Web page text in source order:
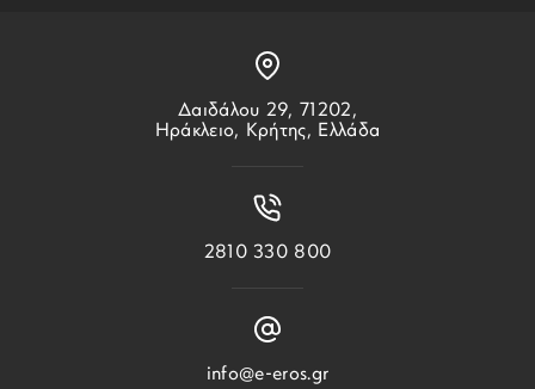
Δαιδάλου 29, 71202,
Ηράκλειο, Κρήτης, Ελλάδα
2810 330 800
info@e-eros.gr